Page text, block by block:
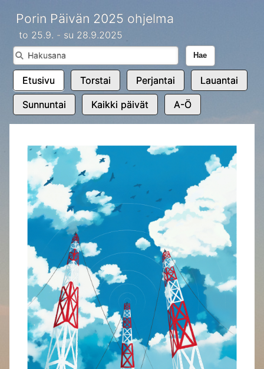
Porin Päivän 2025 ohjelma
to 25.9. - su 28.9.2025
Hae
Etusivu Torstai Perjantai Lauantai
Sunnuntai Kaikki päivät A-Ö